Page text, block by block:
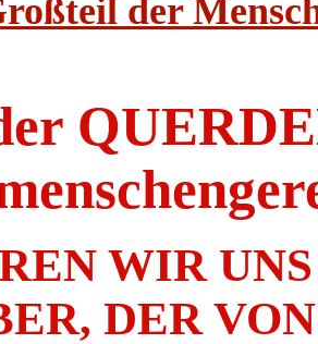
der
WIR
DER